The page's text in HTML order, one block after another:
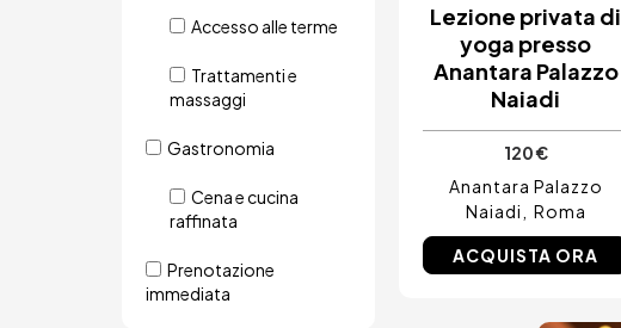
Accesso alle terme
Trattamenti e
massaggi
Gastronomia
Cena e cucina
raffinata
Prenotazione
immediata
Lezione privata di
yoga presso
Anantara Palazzo
Naiadi
120 €
Anantara Palazzo
Naiadi
Roma
ACQUISTA ORA